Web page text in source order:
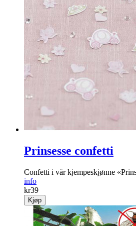
Prinsesse confetti
Confetti i vår kjempeskjønne
info
kr39
Kjøp